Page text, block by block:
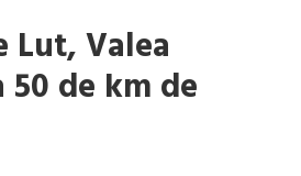
Lut, Valea
de km de